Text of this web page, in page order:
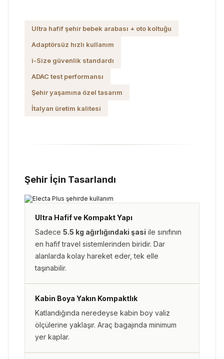
Ultra hafif şehir bebek arabası + oto koltuğu
Adaptörsüz hızlı kullanım
i-Size güvenlik standardı
ADAC test performansı
Şehir yaşamına özel tasarım
İtalyan üretim kalitesi
Şehir İçin Tasarlandı
Ultra Hafif ve Kompakt Yapı
Sadece 5.5 kg ağırlığındaki şasi ile sınıfının
en hafif travel sistemlerinden biridir. Dar
alanlarda kolay hareket eder, tek elle
taşınabilir.
Kabin Boya Yakın Kompaktlık
Katlandığında neredeyse kabin boy valiz
ölçülerine yaklaşır. Araç bagajında minimum
yer kaplar.